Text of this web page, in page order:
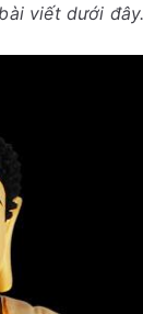
viết dưới đây.